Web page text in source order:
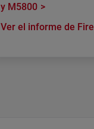
y M5800
Ver el informe de